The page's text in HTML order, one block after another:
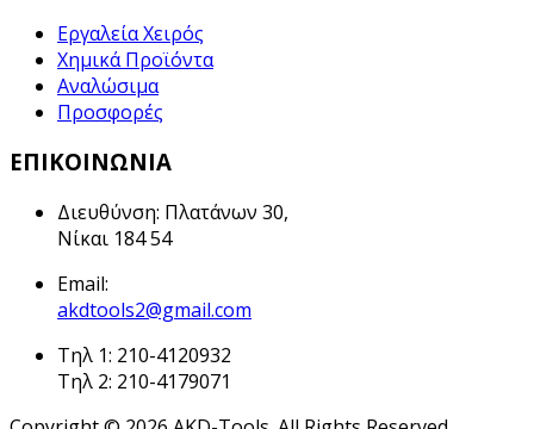
Εργαλεία Χειρός
Χημικά Προϊόντα
Αναλώσιμα
Προσφορές
ΕΠΙΚΟΙΝΩΝΙΑ
Διευθύνση: Πλατάνων 30,
Νίκαι 184 54
Email:
akdtools2@gmail.com
Τηλ 1: 210-4120932
Τηλ 2: 210-4179071